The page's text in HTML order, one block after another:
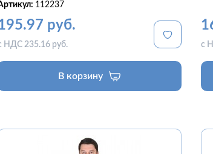
112237
руб.
НДС 235.16 руб.
В корзину
с